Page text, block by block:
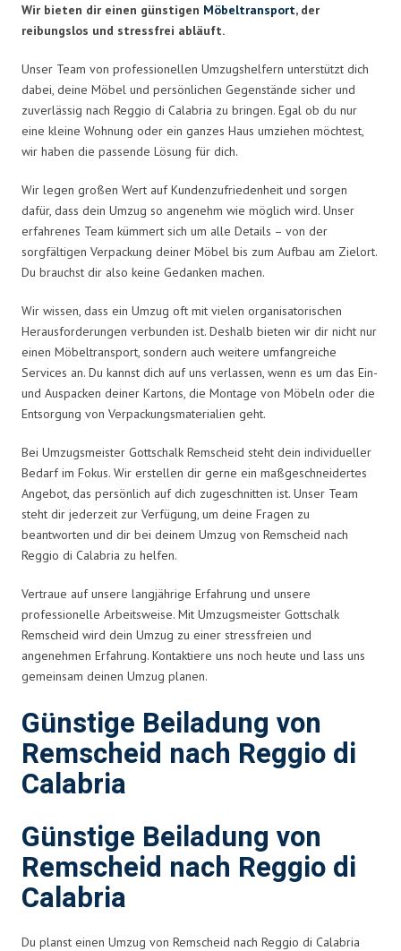
Wir bieten dir einen günstigen Möbeltransport, der
reibungslos und stressfrei abläuft.
Unser Team von professionellen Umzugshelfern unterstützt dich
dabei, deine Möbel und persönlichen Gegenstände sicher und
zuverlässig nach Reggio di Calabria zu bringen. Egal ob du nur
eine kleine Wohnung oder ein ganzes Haus umziehen möchtest,
wir haben die passende Lösung für dich.
Wir legen großen Wert auf Kundenzufriedenheit und sorgen
dafür, dass dein Umzug so angenehm wie möglich wird. Unser
erfahrenes Team kümmert sich um alle Details – von der
sorgfältigen Verpackung deiner Möbel bis zum Aufbau am Zielort.
Du brauchst dir also keine Gedanken machen.
Wir wissen, dass ein Umzug oft mit vielen organisatorischen
Herausforderungen verbunden ist. Deshalb bieten wir dir nicht nur
einen Möbeltransport, sondern auch weitere umfangreiche
Services an. Du kannst dich auf uns verlassen, wenn es um das Ein-
und Auspacken deiner Kartons, die Montage von Möbeln oder die
Entsorgung von Verpackungsmaterialien geht.
Bei Umzugsmeister Gottschalk Remscheid steht dein individueller
Bedarf im Fokus. Wir erstellen dir gerne ein maßgeschneidertes
Angebot, das persönlich auf dich zugeschnitten ist. Unser Team
steht dir jederzeit zur Verfügung, um deine Fragen zu
beantworten und dir bei deinem Umzug von Remscheid nach
Reggio di Calabria zu helfen.
Vertraue auf unsere langjährige Erfahrung und unsere
professionelle Arbeitsweise. Mit Umzugsmeister Gottschalk
Remscheid wird dein Umzug zu einer stressfreien und
angenehmen Erfahrung. Kontaktiere uns noch heute und lass uns
gemeinsam deinen Umzug planen.
Günstige Beiladung von
Remscheid nach Reggio di
Calabria
Günstige Beiladung von
Remscheid nach Reggio di
Calabria
Du planst einen Umzug von Remscheid nach Reggio di Calabria